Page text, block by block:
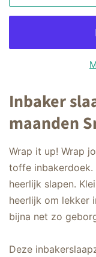
Inbaker
maanden
Wrap it up! Wrap
toffe
heerlijk slapen.
heerlijk om lekker
bijna net zo
Deze